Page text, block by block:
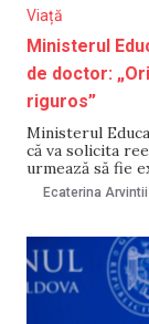
Viață
Ministerul
de doctor:
riguros”
Ministerul
că va solicita
urmează să fie
Agenției
Cercetare
Ecaterina Arvintii